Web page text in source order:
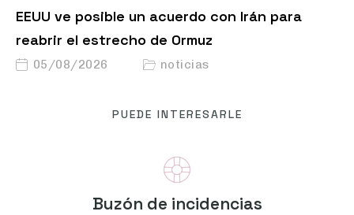
EEUU ve posible un acuerdo con Irán para
reabrir el estrecho de Ormuz
05/08/2026 noticias
PUEDE INTERESARLE
Buzón de incidencias